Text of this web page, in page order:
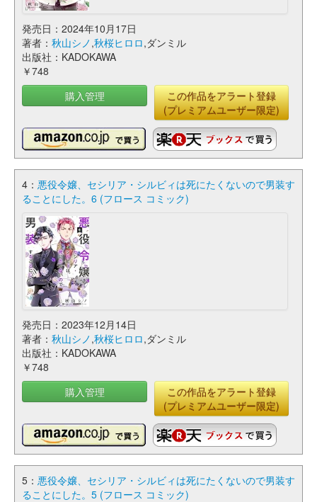
発売日：2024年10月17日
著者： 秋山シノ ,秋桜ヒロロ,ダンミル
出版社：KADOKAWA
￥748
購入管理
この作品をアラート登録
(プレミアムユーザー限定)
4： 悪役令嬢、セシリア・シルビィは死にたくないので男装す
ることにした。6 (フロース コミック)
発売日：2023年12月14日
著者： 秋山シノ ,秋桜ヒロロ,ダンミル
出版社：KADOKAWA
￥748
購入管理
この作品をアラート登録
(プレミアムユーザー限定)
5： 悪役令嬢、セシリア・シルビィは死にたくないので男装す
ることにした。5 (フロース コミック)